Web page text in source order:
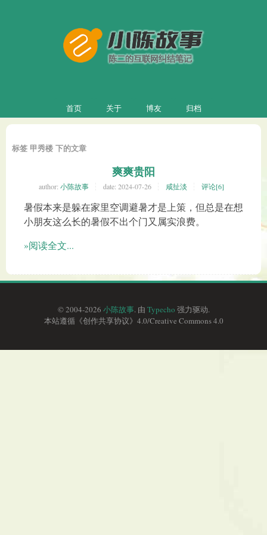
首页 关于 博友 归档
标签 甲秀楼 下的文章
爽爽贵阳
author: 小陈故事 date: 2024-07-26 咸扯淡 评论[6]
暑假本来是躲在家里空调避暑才是上策，但总是在想
小朋友这么长的暑假不出个门又属实浪费。
»阅读全文...
© 2004-2026 小陈故事. 由 Typecho 强力驱动.
本站遵循《创作共享协议》4.0/Creative Commons 4.0